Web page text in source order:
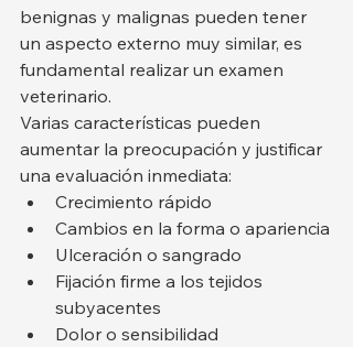
benignas y malignas pueden tener
un aspecto externo muy similar, es
fundamental realizar un examen
veterinario.
Varias características pueden
aumentar la preocupación y justificar
una evaluación inmediata:
Crecimiento rápido
Cambios en la forma o apariencia
Ulceración o sangrado
Fijación firme a los tejidos
subyacentes
Dolor o sensibilidad